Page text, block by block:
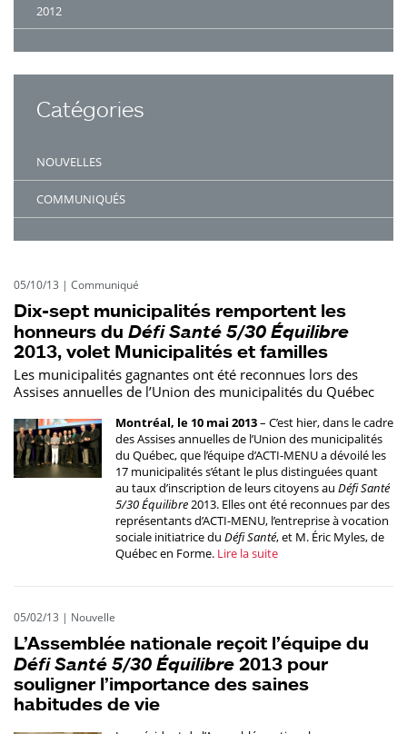
2012
Catégories
NOUVELLES
COMMUNIQUÉS
05/10/13 | Communiqué
Dix-sept municipalités remportent les
honneurs du Défi Santé 5/30 Équilibre
2013, volet Municipalités et familles
Les municipalités gagnantes ont été reconnues lors des
Assises annuelles de l’Union des municipalités du Québec
Montréal, le 10 mai 2013– C’est hier, dans le cadre
des Assises annuelles de l’Union des municipalités
du Québec, que l’équipe d’ACTI-MENU a dévoilé les
17 municipalités s’étant le plus distinguées quant
au taux d’inscription de leurs citoyens au Défi Santé
5/30 Équilibre2013. Elles ont été reconnues par des
représentants d’ACTI-MENU, l’entreprise à vocation
sociale initiatrice du Défi Santé, et M. Éric Myles, de
Québec en Forme. Lire la suite
05/02/13 | Nouvelle
L’Assemblée nationale reçoit l’équipe du
Défi Santé 5/30 Équilibre 2013 pour
souligner l’importance des saines
habitudes de vie